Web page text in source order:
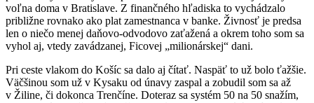
voľna doma v Bratislave. Z finančného hľadiska to vychádzalo
približne rovnako ako plat zamestnanca v banke. Živnosť je predsa
len o niečo menej daňovo-odvodovo zaťažená a okrem toho som sa
vyhol aj, vtedy zavádzanej, Ficovej „milionárskej“ dani.
Pri ceste vlakom do Košíc sa dalo aj čítať. Naspäť to už bolo ťažšie.
Väčšinou som už v Kysaku od únavy zaspal a zobudil som sa až
v Žiline, či dokonca Trenčíne. Doteraz sa systém 50 na 50 snažím,